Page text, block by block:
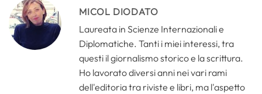
MICOL DIODATO
Laureata in Scienze Internazionali e
Diplomatiche. Tanti i miei interessi, tra
questi il giornalismo storico e la scrittura.
Ho lavorato diversi anni nei vari rami
dell'editoria tra riviste e libri, ma l'aspetto